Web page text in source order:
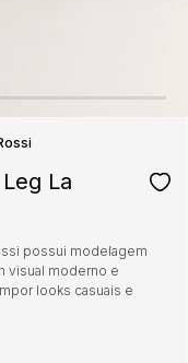
La
possui modelagem
visual moderno e
looks casuais e